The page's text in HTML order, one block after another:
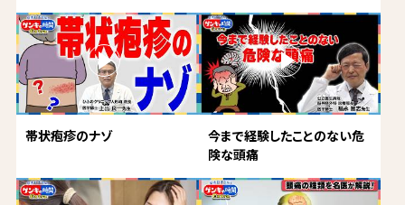
帯状疱疹のナゾ
今まで経験したことのない危
険な頭痛